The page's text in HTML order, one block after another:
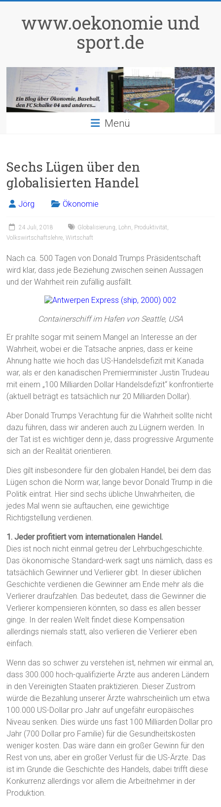
springenwww.oekonomie und
sport.de
Menü
Sechs Lügen über den
globalisierten Handel
Jörg Ökonomie
24 Juli, 2018 Globalisierung, Lohn, Produktivität,
Volkswirtschaftslehre,Wirtschaft
Nach ca. 500 Tagen von Donald Trumps Präsidentschaft
wird klar, dass jede Beziehung zwischen seinen Aussagen
und der Wahrheit rein zufällig ausfällt.
Containerschiff im Hafen von Seattle, USA
Er prahlte sogar mit seinem Mangel an Interesse an der
Wahrheit, wobei er die Tatsache anpries, dass er keine
Ahnung hatte wie hoch das US-Handelsdefizit mit Kanada
war, als er den kanadischen Premierminister Justin Trudeau
mit einem „100 Milliarden Dollar Handelsdefizit“ konfrontierte
(aktuell beträgt es tatsächlich nur 20 Milliarden Dollar).
Aber Donald Trumps Verachtung für die Wahrheit sollte nicht
dazu führen, dass wir anderen auch zu Lügnern werden. In
der Tat ist es wichtiger denn je, dass progressive Argumente
sich an der Realität orientieren.
Dies gilt insbesondere für den globalen Handel, bei dem das
Lügen schon die Norm war, lange bevor Donald Trump in die
Politik eintrat. Hier sind sechs übliche Unwahrheiten, die
jedes Mal wenn sie auftauchen, eine gewichtige
Richtigstellung verdienen.
1. Jeder profitiert vom internationalen Handel.
Dies ist noch nicht einmal getreu der Lehrbuchgeschichte.
Das ökonomische Standard-werk sagt uns nämlich, dass es
tatsächlich Gewinner und Verlierer gibt. In dieser üblichen
Geschichte verdienen die Gewinner am Ende mehr als die
Verlierer draufzahlen. Das bedeutet, dass die Gewinner die
Verlierer kompensieren könnten, so dass es allen besser
ginge. In der realen Welt findet diese Kompensation
allerdings niemals statt, also verlieren die Verlierer eben
einfach.
Wenn das so schwer zu verstehen ist, nehmen wir einmal an,
dass 300.000 hoch-qualifizierte Ärzte aus anderen Ländern
in den Vereinigten Staaten praktizieren. Dieser Zustrom
würde die Bezahlung unserer Ärzte wahrscheinlich um etwa
100.000 US-Dollar pro Jahr auf ungefähr europäisches
Niveau senken. Dies würde uns fast 100 Milliarden Dollar pro
Jahr (700 Dollar pro Familie) für die Gesundheitskosten
weniger kosten. Das wäre dann ein großer Gewinn für den
Rest von uns, aber ein großer Verlust für die US-Ärzte. Das
ist im Grunde die Geschichte des Handels, dabei trifft diese
Konkurrenz allerdings vor allem die Arbeitnehmer in der
Produktion.